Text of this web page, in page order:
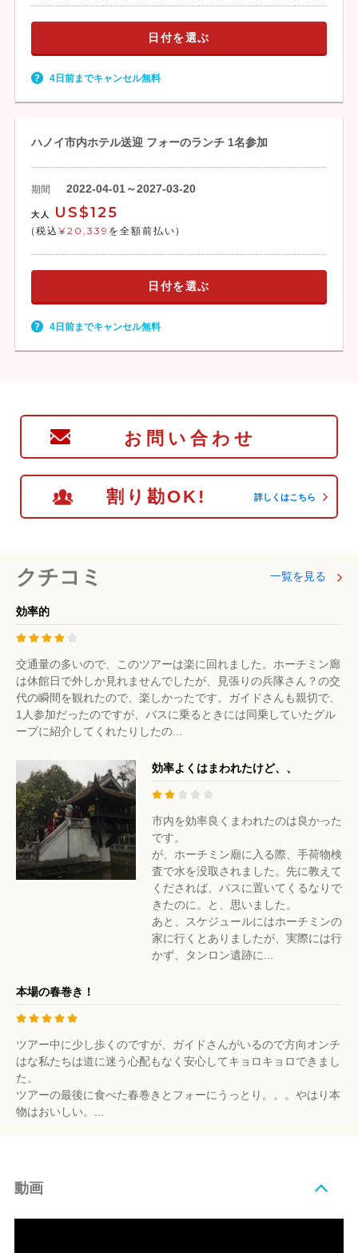
日付を選ぶ
4日前までキャンセル無料
ハノイ市内ホテル送迎 フォーのランチ 1名参加
期間 2022-04-01～2027-03-20
大人 US$125
(税込 ¥20,339 を全額前払い)
日付を選ぶ
4日前までキャンセル無料
お問い合わせ
割り勘OK! 詳しくはこちら
クチコミ 一覧を見る
効率的
交通量の多いので、このツアーは楽に回れました。ホーチミン廊
は休館日で外しか見れませんでしたが、見張りの兵隊さん？の交
代の瞬間を観れたので、楽しかったです。ガイドさんも親切で、
1人参加だったのですが、バスに乗るときには同乗していたグル
ープに紹介してくれたりしたの...
効率よくはまわれたけど、、
市内を効率良くまわれたのは良かった
です。
が、ホーチミン廟に入る際、手荷物検
査で水を没取されました。先に教えて
くだされば、バスに置いてくるなりで
きたのに。と、思いました。
あと、スケジュールにはホーチミンの
家に行くとありましたが、実際には行
かず、タンロン遺跡に...
本場の春巻き！
ツアー中に少し歩くのですが、ガイドさんがいるので方向オンチ
はな私たちは道に迷う心配もなく安心してキョロキョロできまし
た。
ツアーの最後に食べた春巻きとフォーにうっとり。。。やはり本
物はおいしい。...
動画